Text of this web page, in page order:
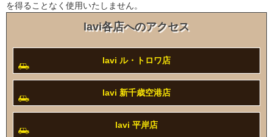
を得ることなく使用いたしません。
lavi各店へのアクセス
lavi ル・トロワ店
lavi 新千歳空港店
lavi 平岸店